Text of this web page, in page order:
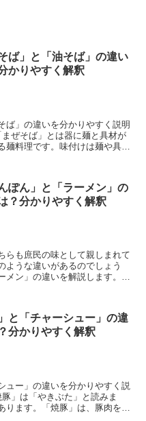
ば」と「油そば」の違い
かりやすく解釈
ば」の違いを分かりやすく説明
ぜそば」とは器に麺と具材が
料理です。味付けは麺や具材
ぽん」と「ラーメン」の
？分かりやすく解釈
らも庶民の味として親しまれて
ような違いがあるのでしょう
ン」の違いを解説します。
と「チャーシュー」の違
分かりやすく解釈
ュー」の違いを分かりやすく説
」は「やきぶた」と読みま
ます。「焼豚」は、豚肉を焼